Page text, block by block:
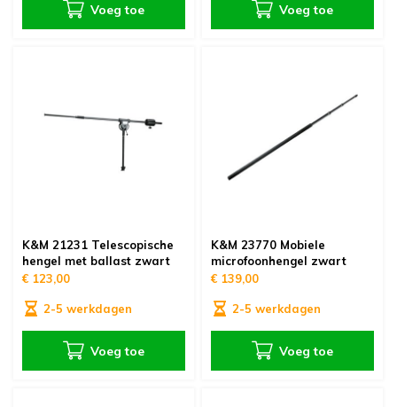
Voeg toe Voeg toe
K&M 21231 Telescopische
hengel met ballast zwart
€ 123,00
2-5 werkdagen
Voeg toe
K&M 23770 Mobiele
microfoonhengel zwart
€ 139,00
2-5 werkdagen
Voeg toe